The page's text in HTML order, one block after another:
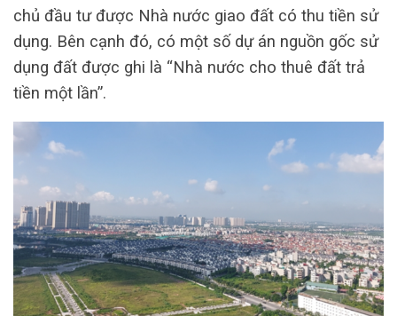
chủ đầu tư được Nhà nước giao đất có thu tiền sử
dụng. Bên cạnh đó, có một số dự án nguồn gốc sử
dụng đất được ghi là “Nhà nước cho thuê đất trả
tiền một lần”.